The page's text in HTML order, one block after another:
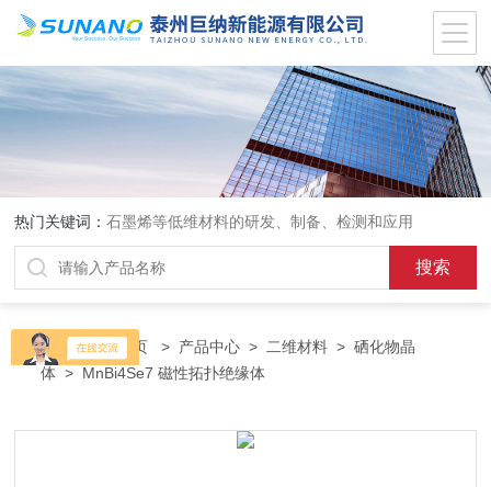
热门关键词：石墨烯等低维材料的研发、制备、检测和应用
当前位置：首页 > 产品中心 > 二维材料 >硒化物晶
体 > MnBi4Se7 磁性拓扑绝缘体